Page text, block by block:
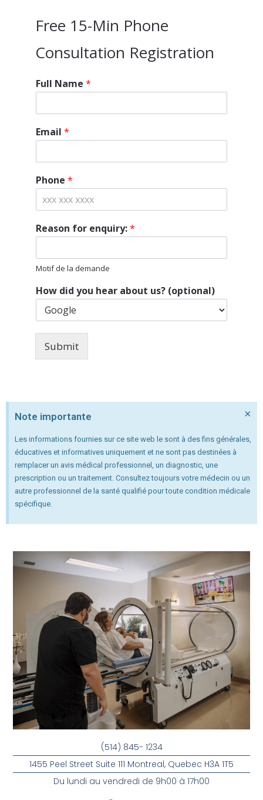
Free 15-Min Phone
Consultation Registration
Full Name*
Email*
Phone*
Reason for enquiry:*
Motif de la demande
How did you hear about us? (optional)
Submit
Note importante
Les informations fournies sur ce site web le sont à des fins générales,
éducatives et informatives uniquement et ne sont pas destinées à
remplacer un avis médical professionnel, un diagnostic, une
prescription ou un traitement. Consultez toujours votre médecin ou un
autre professionnel de la santé qualifié pour toute condition médicale
spécifique.
×
(514) 845- 1234
1455 Peel Street Suite 111 Montreal, Quebec H3A 1T5
Du lundi au vendredi de 9h00 à 17h00